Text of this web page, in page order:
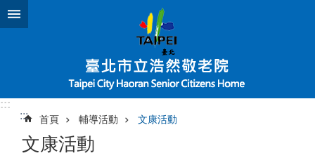
跳到主要內容區塊
:::
:::
首頁 輔導活動 文康活動
文康活動